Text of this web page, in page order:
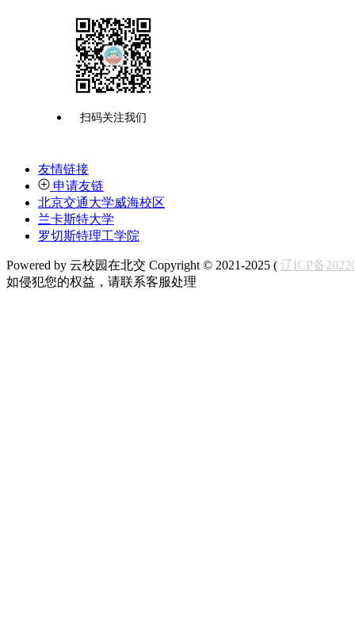
扫码关注我们
友情链接
申请友链
北京交通大学威海校区
兰卡斯特大学
罗切斯特理工学院
Powered by 云校园在北交 Copyright © 2021-2025 ( 辽ICP备
如侵犯您的权益，请联系客服处理